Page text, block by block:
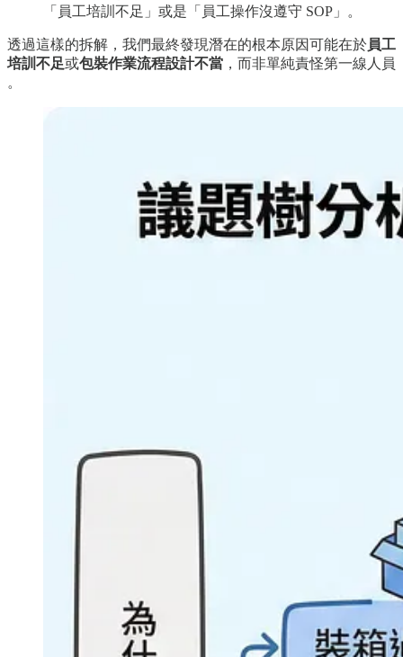
「員工培訓不足」或是「員工操作沒遵守 SOP」。
透過這樣的拆解，我們最終發現潛在的根本原因可能在於員工
培訓不足或包裝作業流程設計不當 ，而非單純責怪第一線人員
。